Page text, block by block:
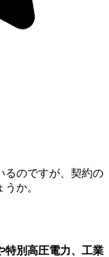
るのですが、契約の
か。
特別高圧電力、工業